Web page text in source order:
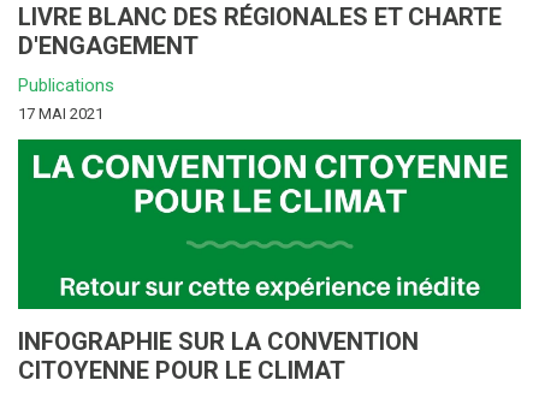
LIVRE BLANC DES RÉGIONALES ET CHARTE
D'ENGAGEMENT
Publications
17 MAI 2021
INFOGRAPHIE SUR LA CONVENTION
CITOYENNE POUR LE CLIMAT